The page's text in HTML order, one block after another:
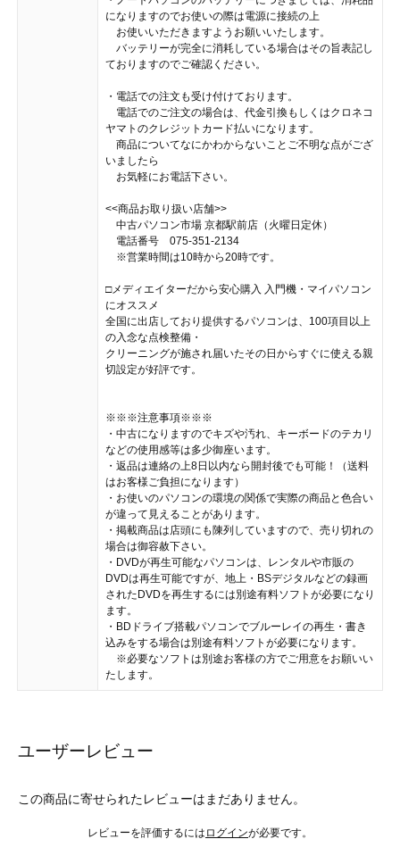
になりますのでお使いの際は電源に接続の上
お使いいただきますようお願いいたします。
バッテリーが完全に消耗している場合はその旨表記し
ておりますのでご確認ください。
・電話での注文も受け付けております。
電話でのご注文の場合は、代金引換もしくはクロネコ
ヤマトのクレジットカード払いになります。
商品についてなにかわからないことご不明な点がござ
いましたら
お気軽にお電話下さい。
<<商品お取り扱い店舗>>
中古パソコン市場 京都駅前店（火曜日定休）
電話番号 075-351-2134
※営業時間は10時から20時です。
□メディエイターだから安心購入 入門機・マイパソコン
にオススメ
全国に出店しており提供するパソコンは、100項目以上
の入念な点検整備・
クリーニングが施され届いたその日からすぐに使える親
切設定が好評です。
※※※注意事項※※※
・中古になりますのでキズや汚れ、キーボードのテカリ
などの使用感等は多少御座います。
・返品は連絡の上8日以内なら開封後でも可能！（送料
はお客様ご負担になります）
・お使いのパソコンの環境の関係で実際の商品と色合い
が違って見えることがあります。
・掲載商品は店頭にも陳列していますので、売り切れの
場合は御容赦下さい。
・DVDが再生可能なパソコンは、レンタルや市販の
DVDは再生可能ですが、地上・BSデジタルなどの録画
されたDVDを再生するには別途有料ソフトが必要になり
ます。
・BDドライブ搭載パソコンでブルーレイの再生・書き
込みをする場合は別途有料ソフトが必要になります。
※必要なソフトは別途お客様の方でご用意をお願いい
たします。
ユーザーレビュー
この商品に寄せられたレビューはまだありません。
レビューを評価するには ログインが必要です。